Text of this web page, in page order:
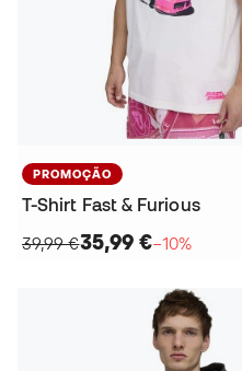
PROMOÇÃO
T-Shirt Fast & Furious
39,99 €35,99 €−10%